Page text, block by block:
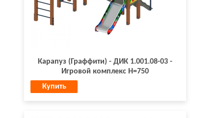
Карапуз (Граффити) - ДИК 1.001.08-03 -
Игровой комплекс Н=750
Купить